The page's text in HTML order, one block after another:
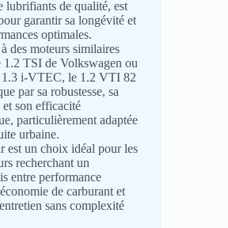
lubrifiants de qualité, est
garantir sa longévité et
optimales.
des moteurs similaires
1.2 TSI de Volkswagen ou
1.3 i-VTEC, le 1.2 VTI 82
par sa robustesse, sa
son efficacité
particulièrement adaptée
urbaine.
est un choix idéal pour les
recherchant un
entre performance
de carburant et
sans complexité